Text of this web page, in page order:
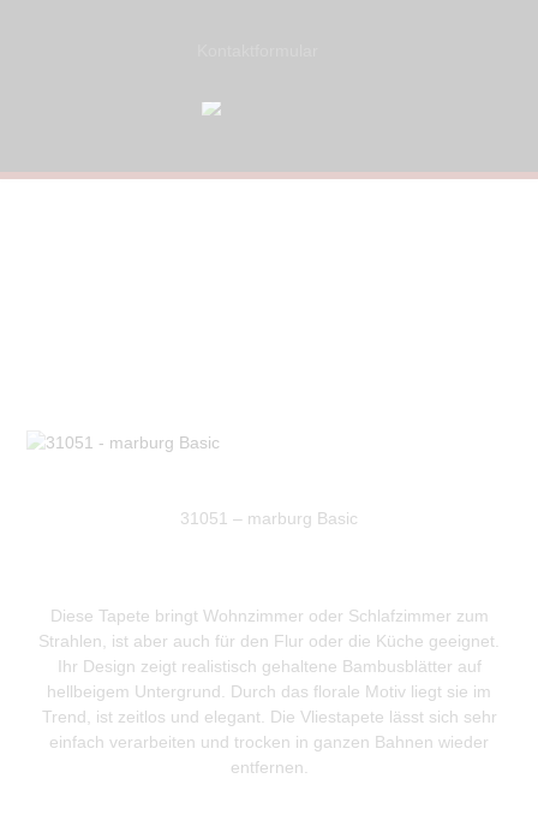
31051 – marburg Basic
Diese Tapete bringt Wohnzimmer oder Schlafzimmer zum
Strahlen, ist aber auch für den Flur oder die Küche geeignet.
Ihr Design zeigt realistisch gehaltene Bambusblätter auf
hellbeigem Untergrund. Durch das florale Motiv liegt sie im
Trend, ist zeitlos und elegant. Die Vliestapete lässt sich sehr
einfach verarbeiten und trocken in ganzen Bahnen wieder
entfernen.